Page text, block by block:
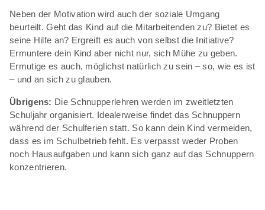
Neben der Motivation wird auch der soziale Umgang
beurteilt. Geht das Kind auf die Mitarbeitenden zu? Bietet es
seine Hilfe an? Ergreift es auch von selbst die Initiative?
Ermuntere dein Kind aber nicht nur, sich Mühe zu geben.
Ermutige es auch, möglichst natürlich zu sein – so, wie es ist
– und an sich zu glauben.
Übrigens: Die Schnupperlehren werden im zweitletzten
Schuljahr organisiert. Idealerweise findet das Schnuppern
während der Schulferien statt. So kann dein Kind vermeiden,
dass es im Schulbetrieb fehlt. Es verpasst weder Proben
noch Hausaufgaben und kann sich ganz auf das Schnuppern
konzentrieren.